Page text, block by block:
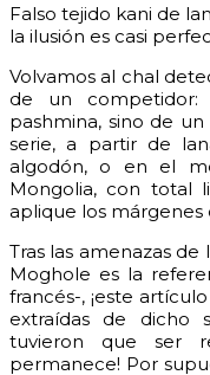
Falso tejido kani de
la ilusión es casi
Volvamos al chal
de un
pashmina, sino de
serie, a partir de
algodón, o en el
Mongolia, con total
aplique los márgenes
Tras las amenazas
Moghole es la
francés-, ¡este
extraídas de dicho
tuvieron que ser
permanece! Por